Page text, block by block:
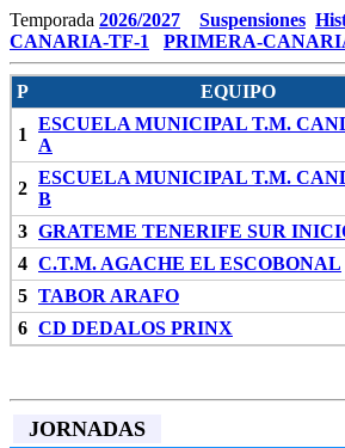
Temporada 2026/2027 Suspensiones
CANARIA-TF-1
PRIMERA-
P EQUIPO
1
ESCUELA MUNICIPAL T.M.
A
2
ESCUELA MUNICIPAL T.M.
B
3 GRATEME TENERIFE SUR
4 C.T.M. AGACHE EL ESCOBONAL
5 TABOR ARAFO
6 CD DEDALOS PRINX
JORNADAS